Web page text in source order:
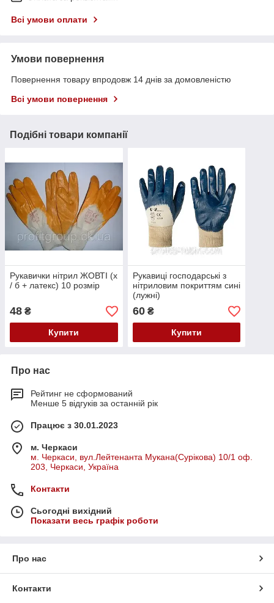
Всі умови оплати
Умови повернення
Повернення товару впродовж 14 днів за домовленістю
Всі умови повернення
Подібні товари компанії
Рукавички нітрил ЖОВТІ (х
/ б + латекс) 10 розмір
48 ₴
Купити
Рукавиці господарські з
нітриловим покриттям сині
(лужні)
60₴
Купити
Про нас
Рейтинг не сформований
Менше 5 відгуків за останній рік
Працює з 30.01.2023
м. Черкаси
м. Черкаси, вул.Лейтенанта Мукана(Сурікова) 10/1 оф.
203, Черкаси, Україна
Контакти
Сьогодні вихідний
Показати весь графік роботи
Про нас
Контакти